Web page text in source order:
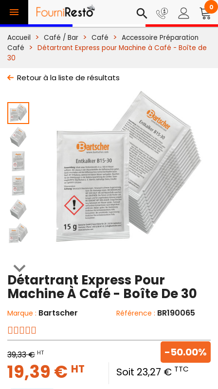
 search 0
Accueil Café / Bar Café
Accessoire Préparation
Café
Détartrant Express pour Machine à Café - Boîte de
30
Retour à la liste de résultats

Détartrant Express Pour
Machine À Café - Boîte De 30
Marque : Bartscher Référence : BR190065
39,33 € HT
19,39 € HT Soit 23,27 € TTC
-50.00%